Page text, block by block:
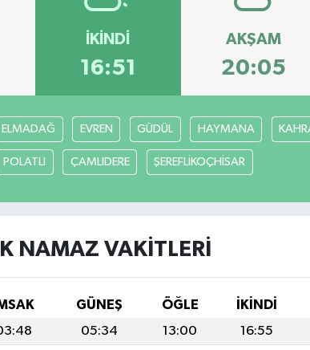
İKINDI
16:51
AKŞAM
20:05
ELMADAĞ EVREN GÜDÜL HAYMANA
POLATLI ÇAMLIDERE ŞEREFLİKOÇHİSAR
NAMAZ VAKITLERI
GÜNEŞ ÖĞLE İKINDI
05:34 13:00 16:55